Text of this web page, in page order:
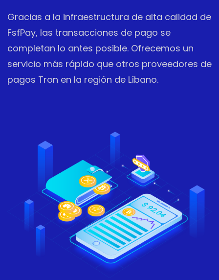
Gracias a la infraestructura de alta calidad de
FsfPay, las transacciones de pago se
completan lo antes posible. Ofrecemos un
servicio más rápido que otros proveedores de
pagos Tron en la región de Líbano.